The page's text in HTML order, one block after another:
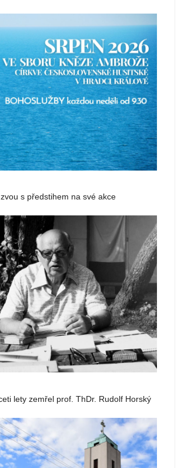
s předstihem na své akce
lety zemřel prof. ThDr. Rudolf Horský